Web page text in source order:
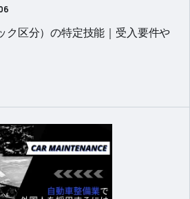
ク区分）の特定技能｜受入要件や